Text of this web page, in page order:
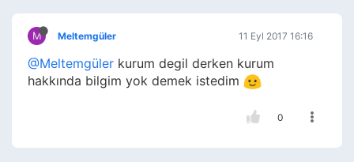
M Meltemgüler 11 Eyl 2017 16:16
@Meltemgüler kurum degil derken kurum
hakkında bilgim yok demek istedim
0